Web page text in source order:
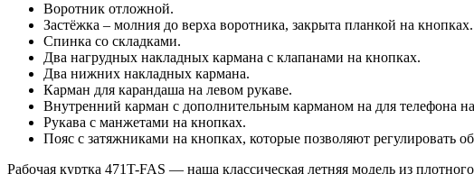
Воротник отложной.
Застёжка – молния до верха воротника, закрыта планкой на кнопках.
Спинка со складками.
Два нагрудных накладных кармана с клапанами на кнопках.
Два нижних накладных кармана.
Карман для карандаша на левом рукаве.
Внутренний карман с дополнительным карманом на для телефона
Рукава с манжетами на кнопках.
Пояс с затяжниками на кнопках, которые позволяют регулировать
Рабочая куртка 471T-FAS — наша классическая летняя модель из